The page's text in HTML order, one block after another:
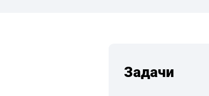
Задачи